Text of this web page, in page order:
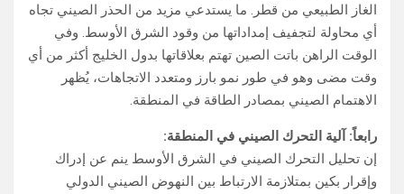
الغاز الطبيعي من قطر. ما يستدعي مزيد من الحذر الصيني تجاه
أي محاولة لتجفيف إمداداتها من وقود الشرق الأوسط. وفي
الوقت الراهن باتت الصين تهتم بعلاقاتها بدول الخليج أكثر من أي
وقت مضى وهو في طور نمو بارز ومتعدد الاتجاهات، يُظهر
الاهتمام الصيني بمصادر الطاقة في المنطقة.
رابعاً: آلية التحرك الصيني في المنطقة:
إن تحليل التحرك الصيني في الشرق الأوسط ينم عن إدراك
وإقرار بكين بمتلازمة الارتباط بين النهوض الصيني الدولي